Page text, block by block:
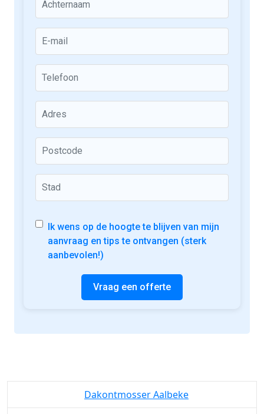
Ik wens op de hoogte te blijven van mijn
aanvraag en tips te ontvangen (sterk
aanbevolen!)
Vraag een offerte
Dakontmosser Aalbeke